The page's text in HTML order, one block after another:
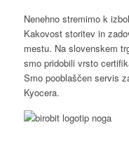
Nenehno stremimo k
Kakovost storitev in
mestu. Na slovenskem
smo pridobili vrsto
Smo pooblaščen servis
Kyocera.